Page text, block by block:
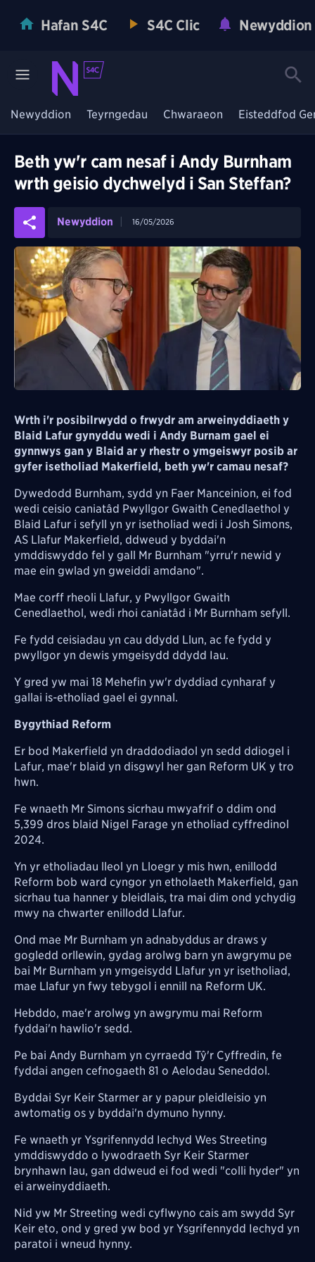
Hafan S4C S4C Clic Newyddion
Newyddion Teyrngedau Chwaraeon Eisteddfod
Beth yw'r cam nesaf i Andy Burnham
wrth geisio dychwelyd i San Steffan?
Newyddion 16/05/2026
Wrth i'r posibilrwydd o frwydr am arweinyddiaeth y
Blaid Lafur gynyddu wedi i Andy Burnam gael ei
gynnwys gan y Blaid ar y rhestr o ymgeiswyr posib ar
gyfer isetholiad Makerfield, beth yw'r camau nesaf?
Dywedodd Burnham, sydd yn Faer Manceinion, ei fod
wedi ceisio caniatâd Pwyllgor Gwaith Cenedlaethol y
Blaid Lafur i sefyll yn yr isetholiad wedi i Josh Simons,
AS Llafur Makerfield, ddweud y byddai'n
ymddiswyddo fel y gall Mr Burnham "yrru'r newid y
mae ein gwlad yn gweiddi amdano".
Mae corff rheoli Llafur, y Pwyllgor Gwaith
Cenedlaethol, wedi rhoi caniatâd i Mr Burnham sefyll.
Fe fydd ceisiadau yn cau ddydd Llun, ac fe fydd y
pwyllgor yn dewis ymgeisydd ddydd Iau.
Y gred yw mai 18 Mehefin yw'r dyddiad cynharaf y
gallai is-etholiad gael ei gynnal.
Bygythiad Reform
Er bod Makerfield yn draddodiadol yn sedd ddiogel i
Lafur, mae'r blaid yn disgwyl her gan Reform UK y tro
hwn.
Fe wnaeth Mr Simons sicrhau mwyafrif o ddim ond
5,399 dros blaid Nigel Farage yn etholiad cyffredinol
2024.
Yn yr etholiadau lleol yn Lloegr y mis hwn, enillodd
Reform bob ward cyngor yn etholaeth Makerfield, gan
sicrhau tua hanner y bleidlais, tra mai dim ond ychydig
mwy na chwarter enillodd Llafur.
Ond mae Mr Burnham yn adnabyddus ar draws y
gogledd orllewin, gydag arolwg barn yn awgrymu pe
bai Mr Burnham yn ymgeisydd Llafur yn yr isetholiad,
mae Llafur yn fwy tebygol i ennill na Reform UK.
Hebddo, mae'r arolwg yn awgrymu mai Reform
fyddai'n hawlio'r sedd.
Pe bai Andy Burnham yn cyrraedd Tŷ'r Cyffredin, fe
fyddai angen cefnogaeth 81 o Aelodau Seneddol.
Byddai Syr Keir Starmer ar y papur pleidleisio yn
awtomatig os y byddai'n dymuno hynny.
Fe wnaeth yr Ysgrifennydd Iechyd Wes Streeting
ymddiswyddo o lywodraeth Syr Keir Starmer
brynhawn Iau, gan ddweud ei fod wedi "colli hyder" yn
ei arweinyddiaeth.
Nid yw Mr Streeting wedi cyflwyno cais am swydd Syr
Keir eto, ond y gred yw bod yr Ysgrifennydd Iechyd yn
paratoi i wneud hynny.